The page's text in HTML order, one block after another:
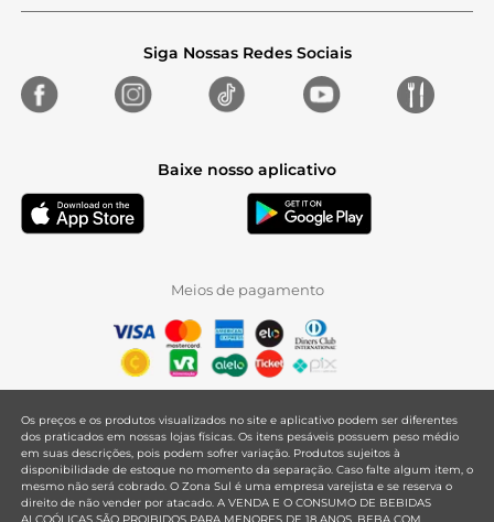
Siga Nossas Redes Sociais
Baixe nosso aplicativo
Meios de pagamento
Os preços e os produtos visualizados no site e aplicativo podem ser diferentes
dos praticados em nossas lojas físicas. Os itens pesáveis possuem peso médio
em suas descrições, pois podem sofrer variação. Produtos sujeitos à
disponibilidade de estoque no momento da separação. Caso falte algum item, o
mesmo não será cobrado. O Zona Sul é uma empresa varejista e se reserva o
direito de não vender por atacado. A VENDA E O CONSUMO DE BEBIDAS